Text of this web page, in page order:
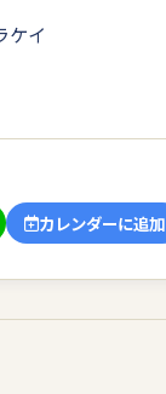
ケイ
カレンダーに追加